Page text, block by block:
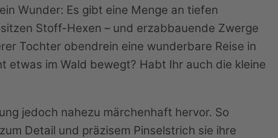
Wunder: Es gibt eine Menge an tiefen
Stoff-Hexen – und erzabbauende Zwerge
Tochter obendrein eine wunderbare Reise in
etwas im Wald bewegt? Habt Ihr auch die kleine
jedoch nahezu märchenhaft hervor. So
Detail und präzisem Pinselstrich sie ihre